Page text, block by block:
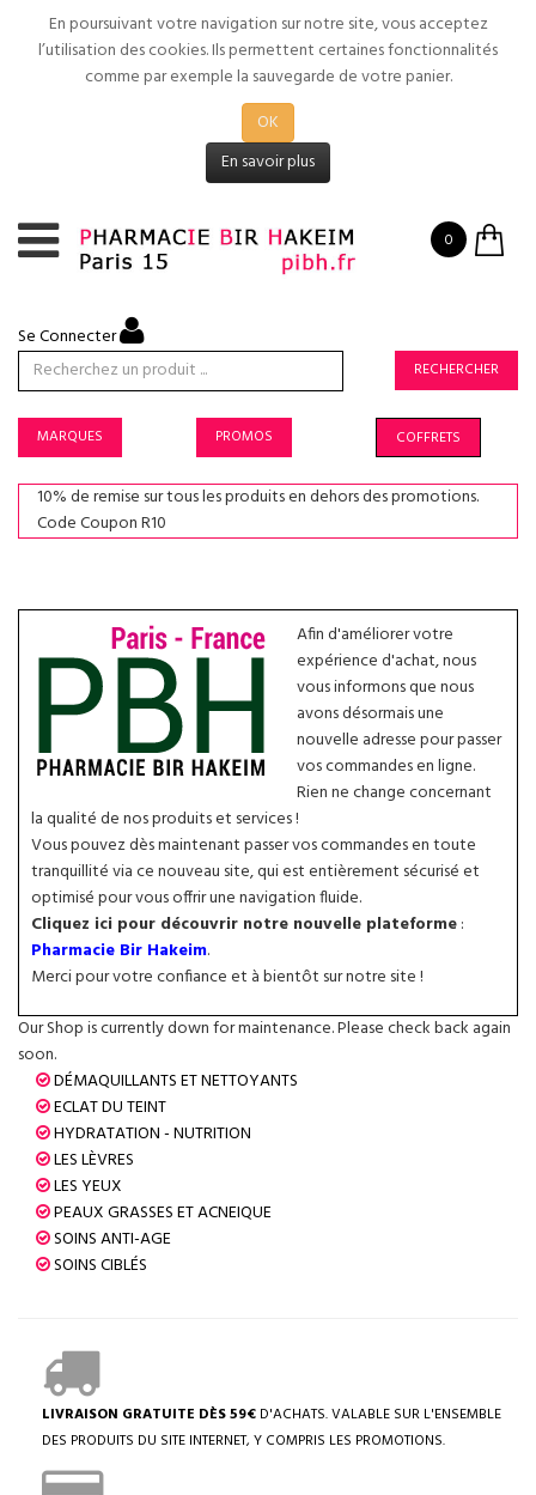
En poursuivant votre navigation sur notre site, vous acceptez
l’utilisation des cookies. Ils permettent certaines fonctionnalités
comme par exemple la sauvegarde de votre panier.
OK
En savoir plus
0
Se Connecter
RECHERCHER
MARQUES PROMOS COFFRETS
10% de remise sur tous les produits en dehors des promotions.
Code Coupon R10
Afin d'améliorer votre
expérience d'achat, nous
vous informons que nous
avons désormais une
nouvelle adresse pour passer
vos commandes en ligne.
Rien ne change concernant
la qualité de nos produits et services !
Vous pouvez dès maintenant passer vos commandes en toute
tranquillité via ce nouveau site, qui est entièrement sécurisé et
optimisé pour vous offrir une navigation fluide.
Cliquez ici pour découvrir notre nouvelle plateforme:
Pharmacie Bir Hakeim.
Merci pour votre confiance et à bientôt sur notre site !
Our Shop is currently down for maintenance. Please check back again
soon.
DÉMAQUILLANTS ET NETTOYANTS
ECLAT DU TEINT
HYDRATATION - NUTRITION
LES LÈVRES
LES YEUX
PEAUX GRASSES ET ACNEIQUE
SOINS ANTI-AGE
SOINS CIBLÉS
LIVRAISON GRATUITE DÈS 59€ D'ACHATS. VALABLE SUR L'ENSEMBLE
DES PRODUITS DU SITE INTERNET, Y COMPRIS LES PROMOTIONS.